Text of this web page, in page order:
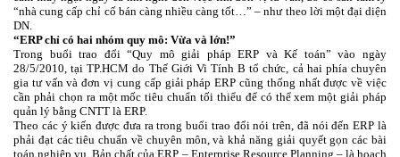
“nhà cung cấp chỉ cố bán càng nhiều càng tốt…” – như theo lời một đại diện
DN.
“ERP chỉ có hai nhóm quy mô: Vừa và lớn!”
Trong buổi trao đổi “Quy mô giải pháp ERP và Kế toán” vào ngày
28/5/2010, tại TP.HCM do Thế Giới Vi Tính B tổ chức, cả hai phía chuyên
gia tư vấn và đơn vị cung cấp giải pháp ERP cũng thống nhất được về việc
cần phải chọn ra một mốc tiêu chuẩn tối thiểu để có thể xem một giải pháp
quản lý bằng CNTT là ERP.
Theo các ý kiến được đưa ra trong buổi trao đổi nói trên, đã nói đến ERP là
phải đạt các tiêu chuẩn về chuyên môn, và khả năng giải quyết gọn các bài
toán nghiệp vụ. Bản chất của ERP – Enterprise Resource Planning – là hoạch